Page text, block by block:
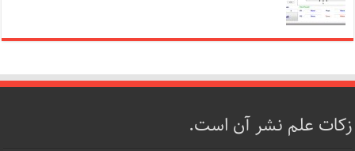
زکات علم نشر آن است.